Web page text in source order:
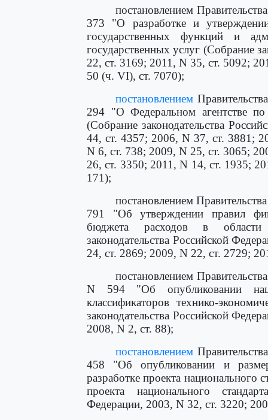
постановлением
373 "О разработке и
государственных функций и
государственных услуг (Собрание
22, ст. 3169; 2011, N 35, ст. 5092;
50 (ч. VI), ст. 7070);
постановлением
294 "О Федеральном агентстве
(Собрание законодательства
44, ст. 4357; 2006, N 37, ст. 3881;
N 6, ст. 738; 2009, N 25, ст. 3065;
26, ст. 3350; 2011, N 14, ст. 1935;
171);
постановлением
791 "Об утверждении правил
бюджета расходов в области
законодательства Российской
24, ст. 2869; 2009, N 22, ст. 2729;
постановлением
N 594 "Об опубликовании
классификаторов технико-
законодательства Российской
2008, N 2, ст. 88);
постановлением
458 "Об опубликовании и
разработке проекта национального
проекта национального
Федерации, 2003, N 32, ст. 3220;